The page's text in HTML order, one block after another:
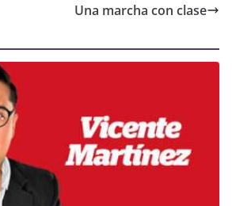
Una marcha con clase